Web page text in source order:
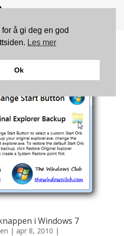
i Windows 7
| apr 8, 2010 |
å gi deg en god
Les mer
Ok